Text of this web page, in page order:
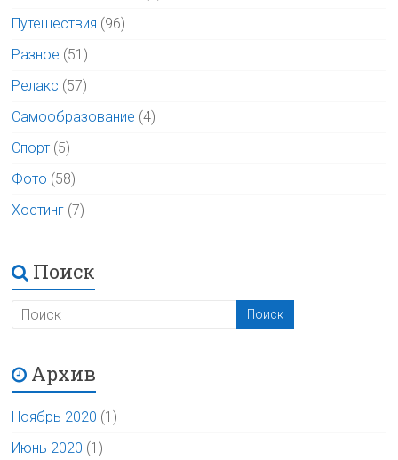
Путешествия (96)
Разное (51)
Релакс (57)
Самообразование (4)
Спорт (5)
Фото (58)
Хостинг (7)
Поиск
Архив
Ноябрь 2020 (1)
Июнь 2020 (1)